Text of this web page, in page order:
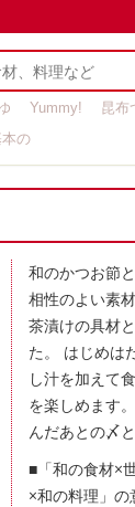
Yummy! 昆布
本の
和のかつお節
相性のよい素
茶漬けの具材
た。 はじめは
し汁を加えて
を楽しめます
んだあとの〆
■「和の食材×
×和の料理」